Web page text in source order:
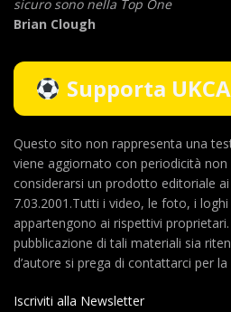
sicuro sono nella Top One
Brian Clough
Supporta
Questo sito non rappresenta una
viene aggiornato con periodicità
considerarsi un prodotto editoriale
7.03.2001.Tutti i video, le foto, i
appartengono ai rispettivi
pubblicazione di tali materiali sia
d’autore si prega di contattarci per
Iscriviti alla Newsletter